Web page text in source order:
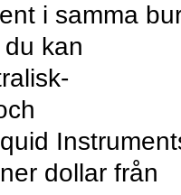
i samma
kan
dollar från